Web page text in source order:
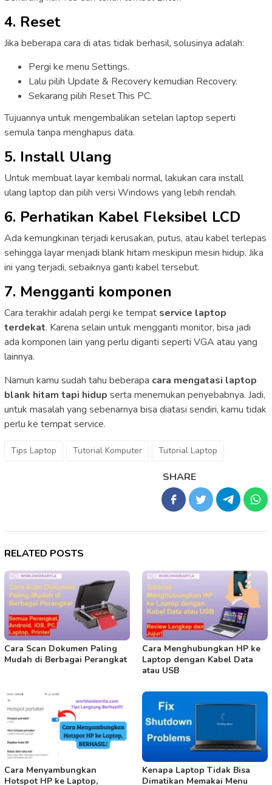
4. Reset
Jika beberapa cara di atas tidak berhasil, solusinya adalah:
Pergi ke menu Settings.
Lalu pilih Update & Recovery kemudian Recovery.
Sekarang pilih Reset This PC.
Tujuannya untuk mengembalikan setelan laptop seperti
semula tanpa menghapus data.
5. Install Ulang
Untuk membuat layar kembali normal, lakukan cara install
ulang laptop dan pilih versi Windows yang lebih rendah.
6. Perhatikan Kabel Fleksibel LCD
Ada kemungkinan terjadi kerusakan, putus, atau kabel terlepas
sehingga layar menjadi blank hitam meskipun mesin hidup. Jika
ini yang terjadi, sebaiknya ganti kabel tersebut.
7. Mengganti komponen
Cara terakhir adalah pergi ke tempat service laptop
terdekat. Karena selain untuk mengganti monitor, bisa jadi
ada komponen lain yang perlu diganti seperti VGA atau yang
lainnya.
Namun kamu sudah tahu beberapa cara mengatasi laptop
blank hitam tapi hidup serta menemukan penyebabnya. Jadi,
untuk masalah yang sebenarnya bisa diatasi sendiri, kamu tidak
perlu ke tempat service.
Tips Laptop Tutorial Komputer Tutorial Laptop
SHARE
RELATED POSTS
Cara Scan Dokumen Paling
Mudah di Berbagai Perangkat
Cara Menghubungkan HP ke
Laptop dengan Kabel Data
atau USB
Cara Menyambungkan
Hotspot HP ke Laptop,
Kenapa Laptop Tidak Bisa
Dimatikan Memakai Menu